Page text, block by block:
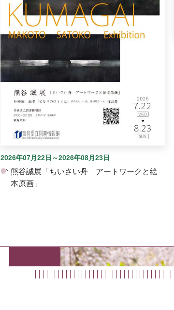
2026年07月22日～2026年08月23日
熊谷誠展「ちいさい舟 アートワークと絵
本原画」